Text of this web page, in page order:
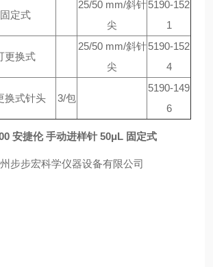
固定式
25/50 mm/斜针
尖
5190-152
1
更换式
25/50 mm/斜针
尖
5190-152
4
换式针头 3/包
5190-149
6
安捷伦 手动进样针 50μL 固定式
步步宏科学仪器设备有限公司